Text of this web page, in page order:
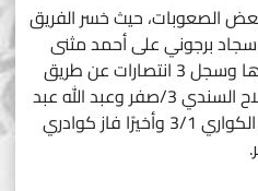
الصعوبات، حيث خسر الفريق
برجوني على أحمد مثنى
بنتيجة 3/صفر، ولكنه عاد بعدها وسجل 3 انتصارات عن طريق
كوادري ارونا الذي فاز على صلاح السندي 3/صفر وعبد الله عبد
الوهاب الذي فاز على سلطان الكواري 3/1 وأخيرًا فاز كوادري